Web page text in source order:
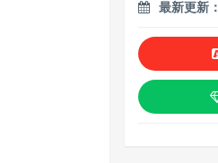
最新更新：